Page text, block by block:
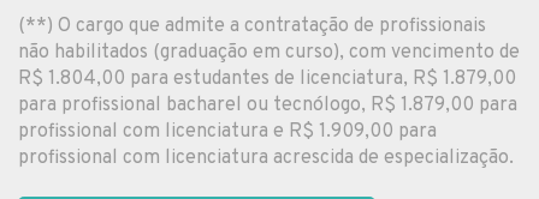
(**) O cargo que admite a contratação de profissionais
não habilitados (graduação em curso), com vencimento de
R$ 1.804,00 para estudantes de licenciatura, R$ 1.879,00
para profissional bacharel ou tecnólogo, R$ 1.879,00 para
profissional com licenciatura e R$ 1.909,00 para
profissional com licenciatura acrescida de especialização.